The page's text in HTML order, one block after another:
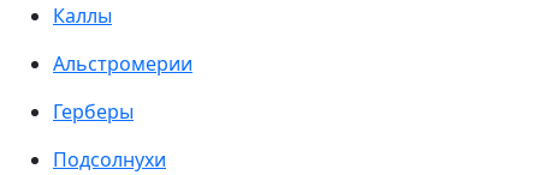
Каллы
Альстромерии
Герберы
Подсолнухи